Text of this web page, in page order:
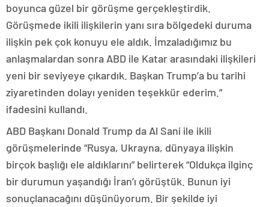
boyunca güzel bir görüşme gerçekleştirdik.
Görüşmede ikili ilişkilerin yanı sıra bölgedeki duruma
ilişkin pek çok konuyu ele aldık. İmzaladığımız bu
anlaşmalardan sonra ABD ile Katar arasındaki ilişkileri
yeni bir seviyeye çıkardık. Başkan Trump’a bu tarihi
ziyaretinden dolayı yeniden teşekkür ederim.”
ifadesini kullandı.
ABD Başkanı Donald Trump da Al Sani ile ikili
görüşmelerinde “Rusya, Ukrayna, dünyaya ilişkin
birçok başlığı ele aldıklarını” belirterek “Oldukça ilginç
bir durumun yaşandığı İran’ı görüştük. Bunun iyi
sonuçlanacağını düşünüyorum. Bir şekilde iyi